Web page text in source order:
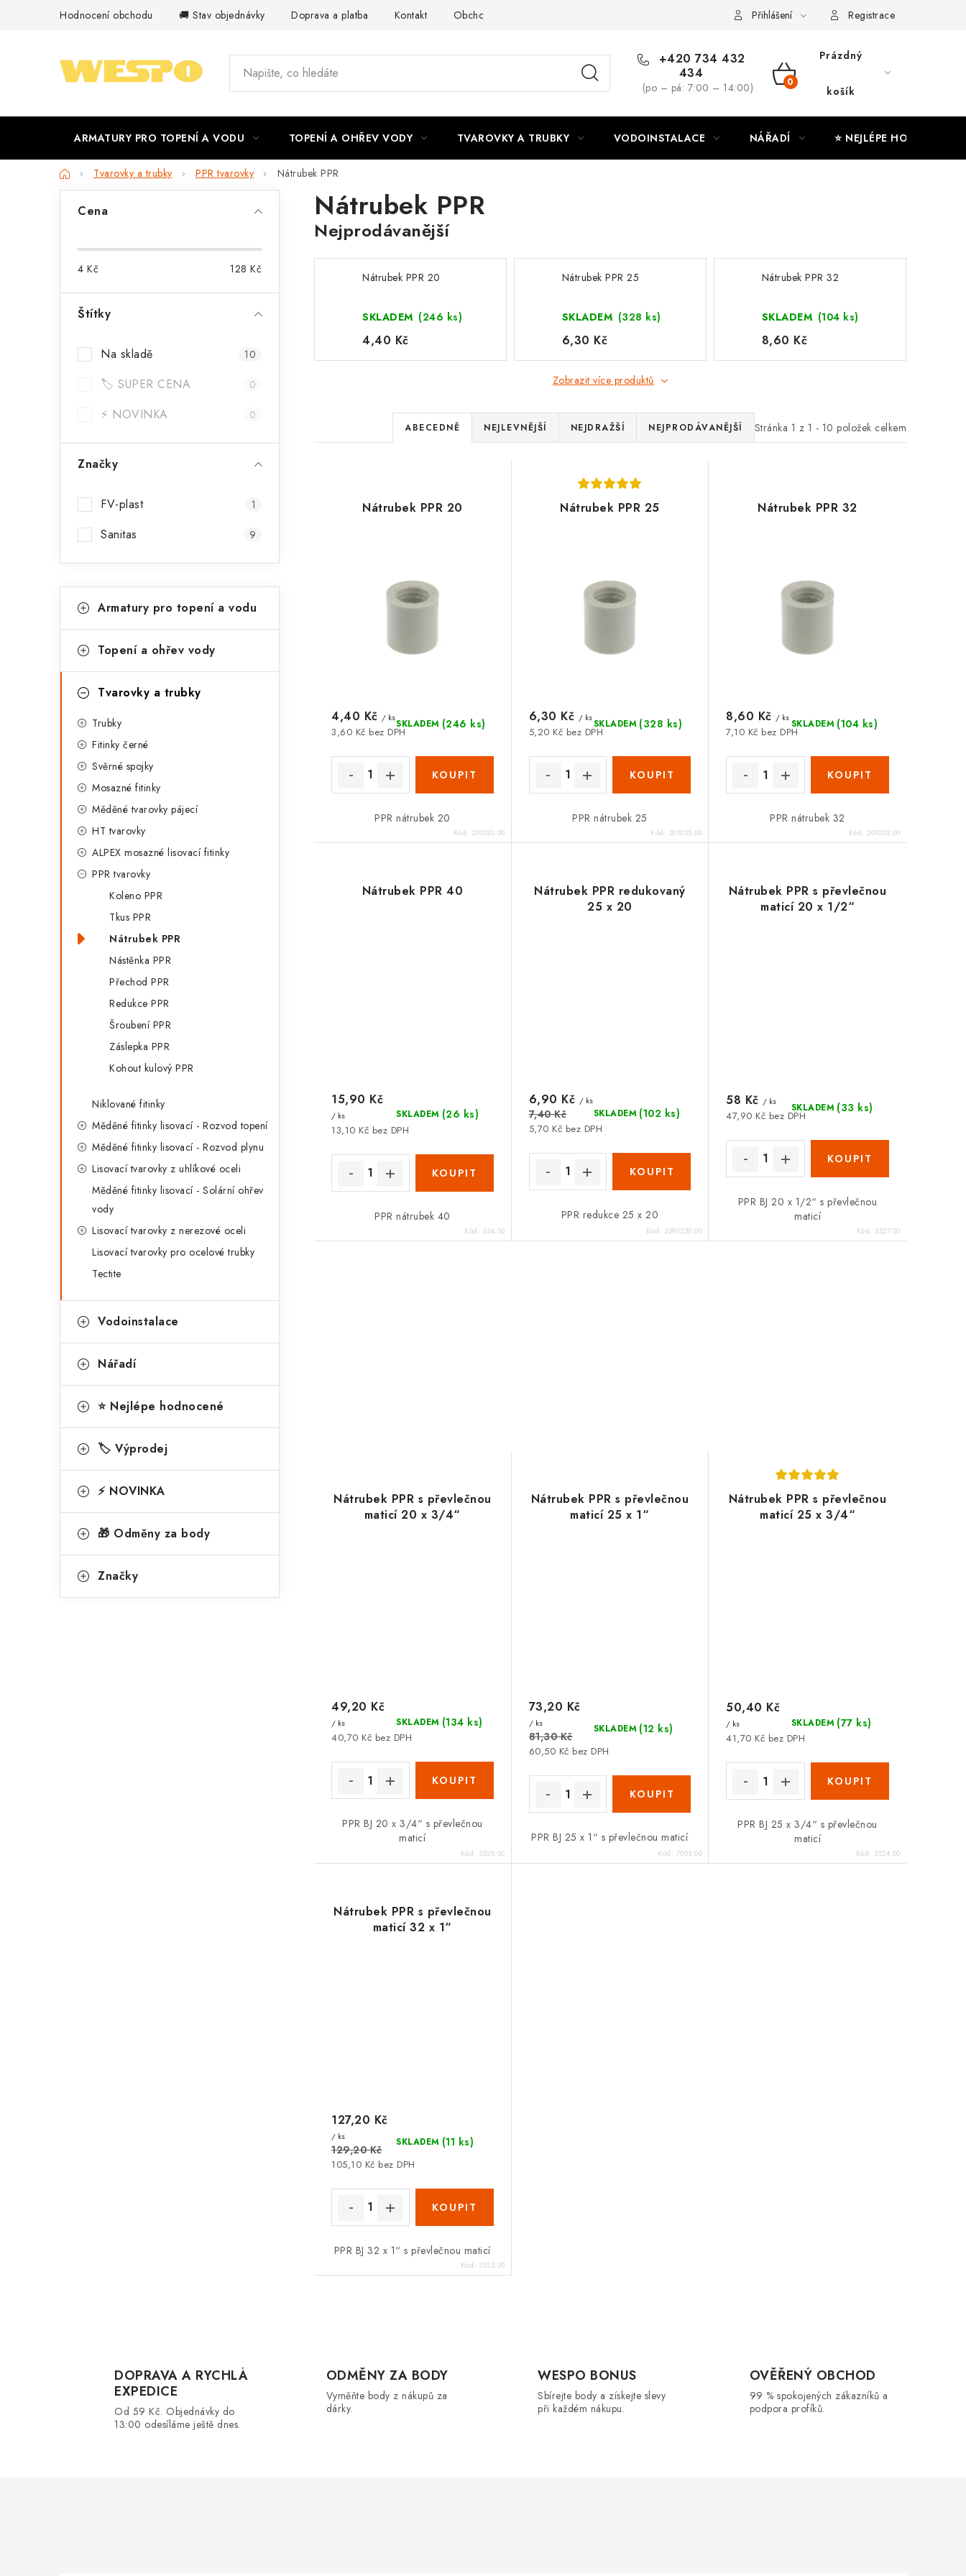
Hodnocení obchodu 🚚 Stav objednávky Doprava a platba Kontakt Obchodní podmínky Moje objednávka
Přihlášení Registrace
+420 734 432
434
(po – pá: 7:00 – 14:00)
NÁKUPNÍ
Prázdný
košík
ARMATURY PRO TOPENÍ A VODU TOPENÍ A OHŘEV VODY TVAROVKY A TRUBKY VODOINSTALACE NÁŘADÍ ⭐ NEJLÉPE HODNOCENÉ
DomůTvarovky a trubky PPR tvarovky Nátrubek PPR
t
p
l
Cena
4 Kč 128 Kč
Štítky
Na skladě 10
🏷️ SUPER CENA 0
⚡ NOVINKA 0
Značky
FV-plast 1
Sanitas 9
kategorie
a
e
Armatury pro topení a vodu
Topení a ohřev vody
Tvarovky a trubky
Trubky
Fitinky černé
Svěrné spojky
Mosazné fitinky
Měděné tvarovky pájecí
HT tvarovky
ALPEX mosazné lisovací fitinky
PPR tvarovky
Koleno PPR
Tkus PPR
Nátrubek PPR
Nástěnka PPR
Přechod PPR
Redukce PPR
Šroubení PPR
Záslepka PPR
Kohout kulový PPR
Niklované fitinky
Měděné fitinky lisovací - Rozvod topení
Měděné fitinky lisovací - Rozvod plynu
Lisovací tvarovky z uhlíkové oceli
Měděné fitinky lisovací - Solární ohřev
vody
Lisovací tvarovky z nerezové oceli
Lisovací tvarovky pro ocelové trubky
Tectite
Vodoinstalace
Nářadí
⭐ Nejlépe hodnocené
🏷️ Výprodej
⚡ NOVINKA
🎁 Odměny za body
Značky
Nátrubek PPR
Nejprodávanější
Nátrubek PPR 20
SKLADEM (246 ks)
4,40 Kč
Nátrubek PPR 25
SKLADEM (328 ks)
6,30 Kč
Nátrubek PPR 32
SKLADEM (104 ks)
8,60 Kč
Zobrazit více produktů
Stránka 1 z 1 - 10 položek celkem
Ř
a
e
p
r
o
k
t
ů
ABECEDNĚ NEJLEVNĚJŠÍ NEJDRAŽŠÍ NEJPRODÁVANĚJŠÍ
Nátrubek PPR 20
SKLADEM (246 ks)
3,60 Kč bez DPH
4,40 Kč / ks
PPR nátrubek 20
Kód: 201020.00
Nátrubek PPR 25
SKLADEM (328 ks)
5,20 Kč bez DPH
6,30 Kč / ks
PPR nátrubek 25
Kód: 201025.00
Nátrubek PPR 32
SKLADEM (104 ks)
7,10 Kč bez DPH
8,60 Kč / ks
PPR nátrubek 32
Kód: 201032.00
Nátrubek PPR 40
SKLADEM (26 ks)
13,10 Kč bez DPH
15,90 Kč
/ ks
PPR nátrubek 40
Kód: 634.00
Nátrubek PPR redukovaný
25 x 20
SKLADEM (102 ks)
5,70 Kč bez DPH
6,90 Kč / ks
7,40 Kč
PPR redukce 25 x 20
Kód: 2090250.00
Nátrubek PPR s převlečnou
maticí 20 x 1/2“
SKLADEM (33 ks)
47,90 Kč bez DPH
58 Kč / ks
PPR BJ 20 x 1/2“ s převlečnou
maticí
Kód: 3527.00
Nátrubek PPR s převlečnou
maticí 20 x 3/4“
SKLADEM (134 ks)
40,70 Kč bez DPH
49,20 Kč
/ ks
PPR BJ 20 x 3/4“ s převlečnou
maticí
Kód: 3526.00
Nátrubek PPR s převlečnou
maticí 25 x 1“
SKLADEM (12 ks)
60,50 Kč bez DPH
73,20 Kč
/ ks
81,30 Kč
PPR BJ 25 x 1“ s převlečnou maticí
Kód: 7003.00
Nátrubek PPR s převlečnou
maticí 25 x 3/4“
SKLADEM (77 ks)
41,70 Kč bez DPH
50,40 Kč
/ ks
PPR BJ 25 x 3/4“ s převlečnou
maticí
Kód: 3524.00
Nátrubek PPR s převlečnou
maticí 32 x 1“
SKLADEM (11 ks)
105,10 Kč bez DPH
127,20 Kč
/ ks
129,20 Kč
PPR BJ 32 x 1“ s převlečnou maticí
Kód: 3523.00
DOPRAVA A RYCHLÁ
EXPEDICE
Od 59 Kč. Objednávky do
13:00 odesíláme ještě dnes.
ODMĚNY ZA BODY
Vyměňte body z nákupů za
dárky.
WESPO BONUS
Sbírejte body a získejte slevy
při každém nákupu.
OVĚŘENÝ OBCHOD
99 % spokojených zákazníků a
podpora profíků.